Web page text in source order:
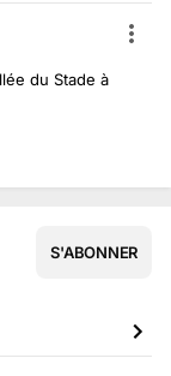
du Stade à
S'ABONNER